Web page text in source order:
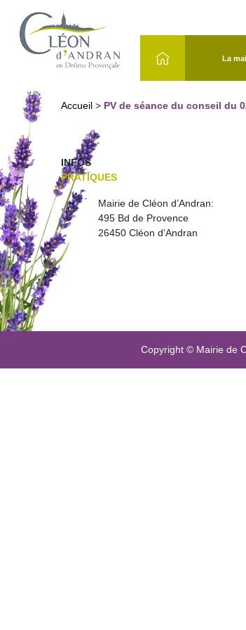
La
Accueil > PV de séance du conseil du
INFOS
PRATIQUES
Mairie de Cléon d’Andran:
495 Bd de Provence
26450 Cléon d’Andran
Copyright © Mairie de